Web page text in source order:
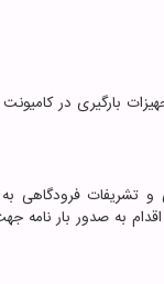
بارگیری در
و تشریفات
به صدور بار نامه